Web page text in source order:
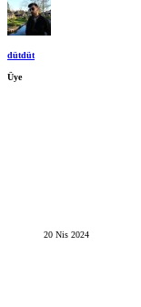
dütdüt
Üye
20 Nis 2024